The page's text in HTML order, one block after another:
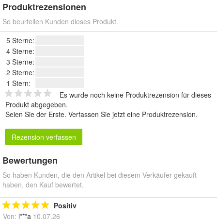
Produktrezensionen
So beurteilen Kunden dieses Produkt.
5 Sterne:
4 Sterne:
3 Sterne:
2 Sterne:
1 Stern:
Es wurde noch keine Produktrezension für dieses
Produkt abgegeben.
Seien Sie der Erste. Verfassen Sie jetzt eine Produktrezension.
Rezension verfassen
Bewertungen
So haben Kunden, die den Artikel bei diesem Verkäufer gekauft
haben, den Kauf bewertet.
Positiv
Von: l***a 10.07.26